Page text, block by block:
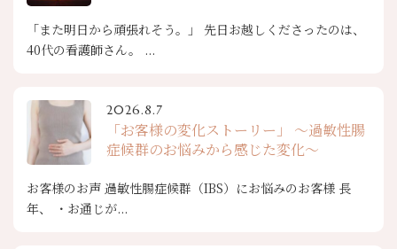
「また明日から頑張れそう。」 先日お越しくださったのは、
40代の看護師さん。 ...
2026.8.7
「お客様の変化ストーリー」 ～過敏性腸
症候群のお悩みから感じた変化～
お客様のお声 過敏性腸症候群（IBS）にお悩みのお客様 長
年、 ・お通じが...